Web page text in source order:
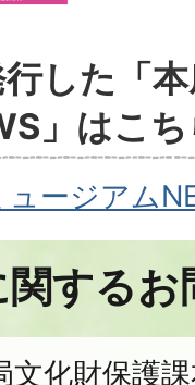
した「
」はこ
ージアム
する
文化財保護